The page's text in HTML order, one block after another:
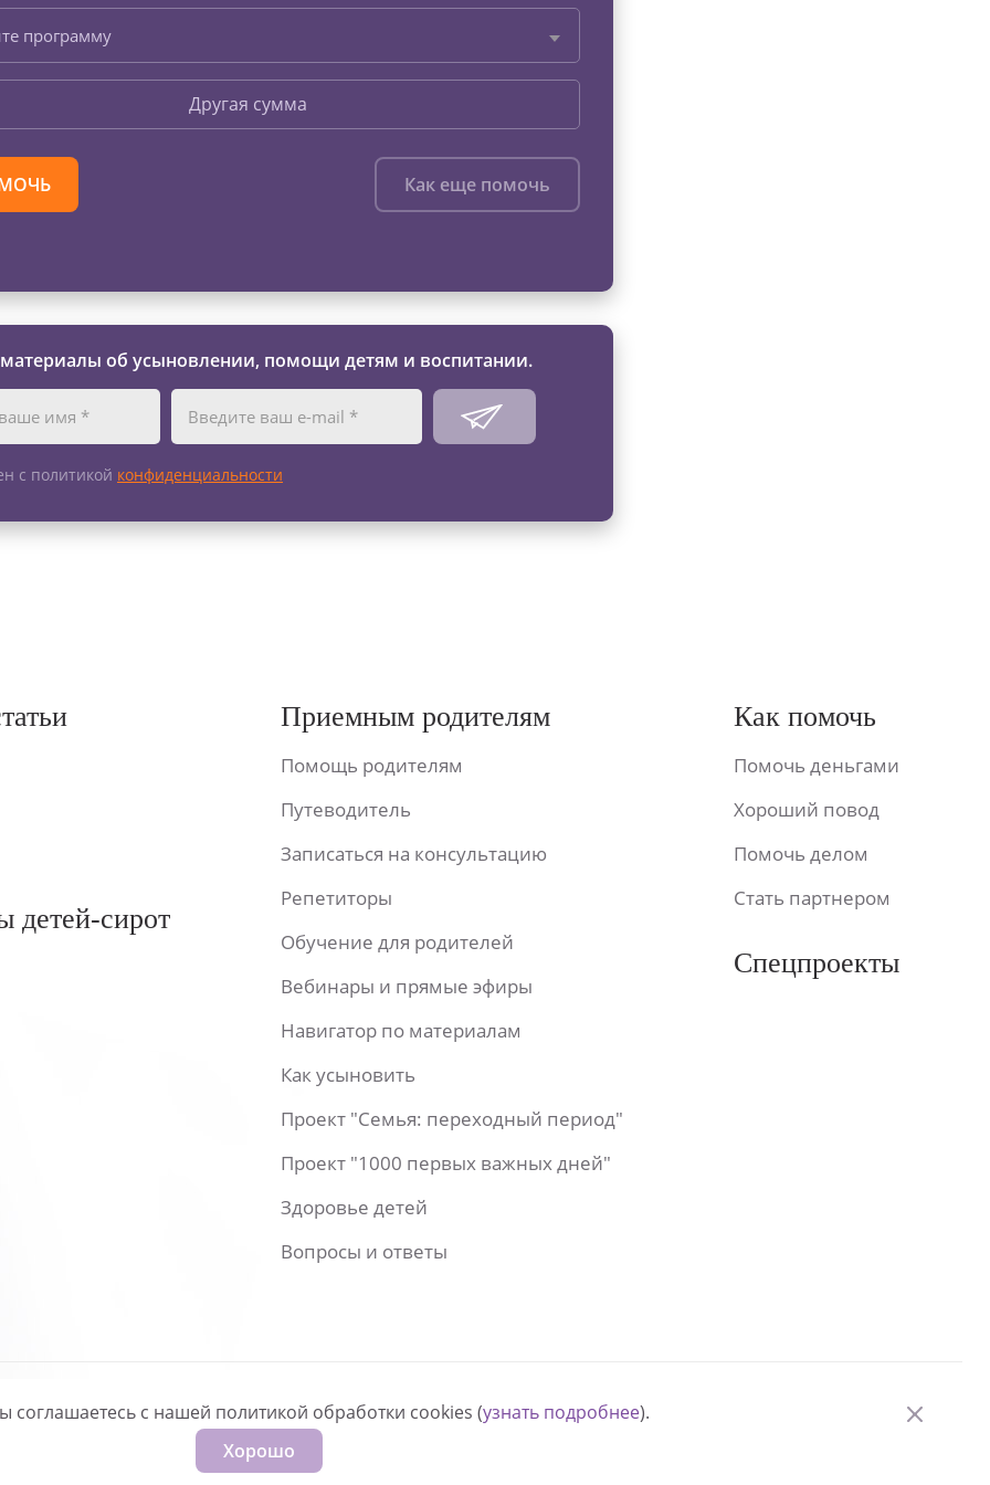
программу
Другая сумма
Как еще помочь
об усыновлении, помощи детям и воспитании.
с политикой конфиденциальности
детей-сирот
Приемным родителям
Помощь родителям
Путеводитель
Записаться на консультацию
Репетиторы
Обучение для родителей
Вебинары и прямые эфиры
Навигатор по материалам
Как усыновить
Проект "Семья: переходный период"
Проект "1000 первых важных дней"
Здоровье детей
Вопросы и ответы
Как помочь
Помочь деньгами
Хороший повод
Помочь делом
Стать партнером
Спецпроекты
соглашаетесь с нашей политикой обработки cookies (узнать подробнее).
Хорошо